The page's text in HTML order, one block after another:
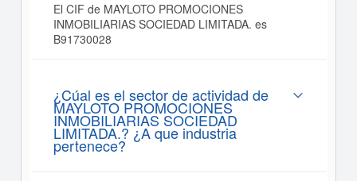
El CIF de MAYLOTO PROMOCIONES
INMOBILIARIAS SOCIEDAD LIMITADA. es
B91730028
¿Cúal es el sector de actividad de
MAYLOTO PROMOCIONES
INMOBILIARIAS SOCIEDAD
LIMITADA.? ¿A que industria
pertenece?